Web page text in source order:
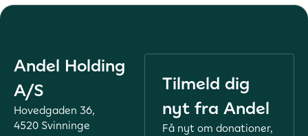
Andel Holding
A/S
Hovedgaden 36,
4520 Svinninge
Tilmeld dig
nyt fra Andel
Få nyt om donationer,